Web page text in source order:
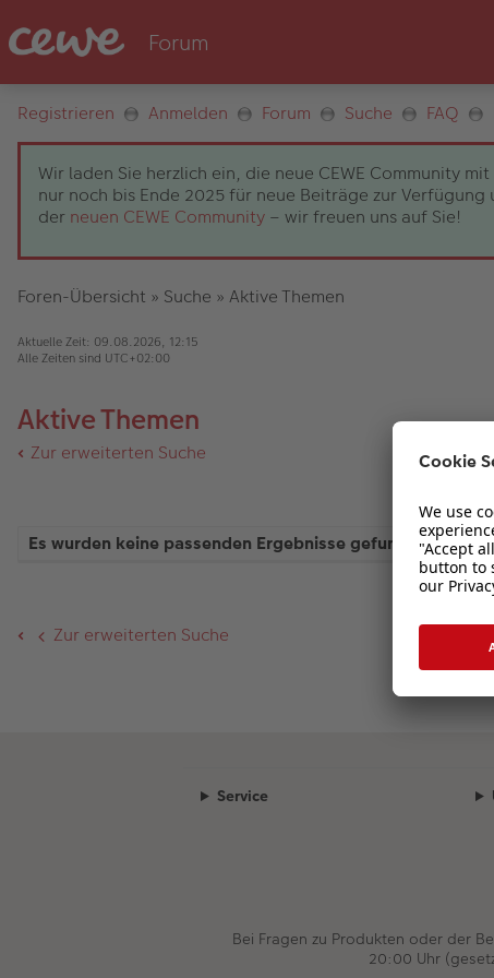
Registrieren Anmelden Forum Suche FAQ
Wir laden Sie herzlich ein, die neue CEWE Community
nur noch bis Ende 2025 für neue Beiträge zur
der neuen CEWE Community – wir freuen uns auf Sie!
Foren-Übersicht » Suche » Aktive Themen
Aktuelle Zeit: 09.08.2026, 12:15
Alle Zeiten sind UTC+02:00
Aktive Themen
Zur erweiterten Suche
Es wurden keine passenden Ergebnisse gefunden.
Zur erweiterten Suche
Service
Bei Fragen zu Produkten oder der
20:00 Uhr